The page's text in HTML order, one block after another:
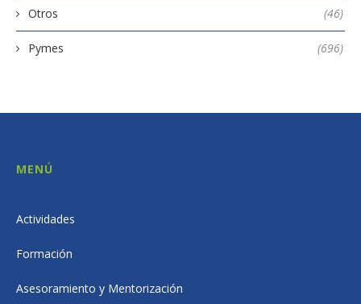
Otros (46)
Pymes (696)
MENÚ
Actividades
Formación
Asesoramiento y Mentorización